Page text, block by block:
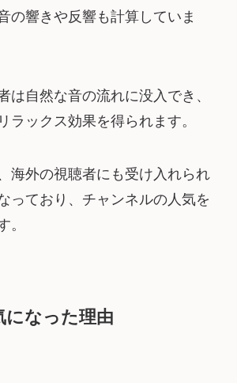
の響きや反響も計算していま
は自然な音の流れに没入でき、
ラックス効果を得られます。
海外の視聴者にも受け入れられ
っており、チャンネルの人気を
。
なった理由